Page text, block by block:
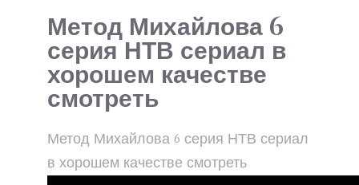
Метод Михайлова 6
серия НТВ сериал в
хорошем качестве
смотреть
Метод Михайлова 6 серия НТВ сериал
в хорошем качестве смотреть